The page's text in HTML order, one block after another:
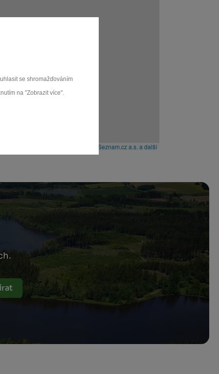
se shromažďováním
na "Zobrazit více".
© Seznam.cz a.s. a další